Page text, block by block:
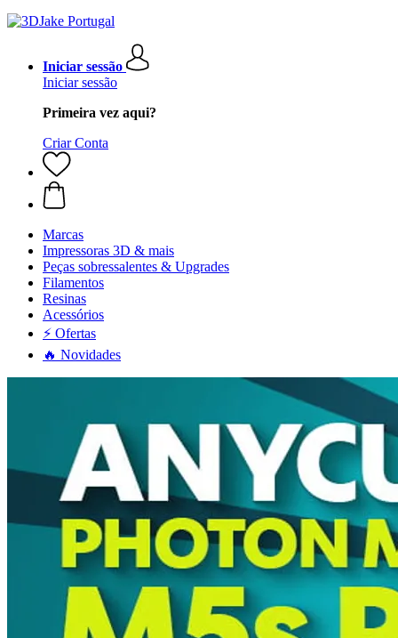
Iniciar sessão
Iniciar sessão
Primeira vez aqui?
Criar Conta
Marcas
Impressoras 3D & mais
Peças sobressalentes & Upgrades
Filamentos
Resinas
Acessórios
⚡ Ofertas
🔥 Novidades